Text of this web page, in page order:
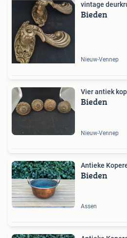
vintage
Bieden
Nieuw-Vennep
Vier antiek
Bieden
Nieuw-Vennep
Antieke
Bieden
Assen